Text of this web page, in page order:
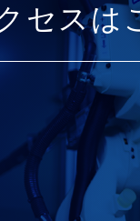
セスは